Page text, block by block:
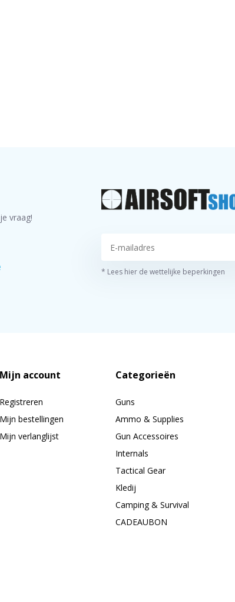
vraag!
* Lees hier de wettelijke beperkingen
Mijn account
Registreren
Mijn bestellingen
Mijn verlanglijst
Categorieën
Guns
Ammo & Supplies
Gun Accessoires
Internals
Tactical Gear
Kledij
Camping & Survival
CADEAUBON